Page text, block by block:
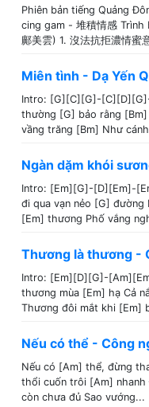
Phiên bản tiếng Quảng
cing gam - 堆積情感 Trình
鄺美雲) 1. 沒法抗拒濃情蜜
Miên tình - Dạ Yến
Intro: [G][C][G]-
thường [G] bảo rằng
vầng trăng [Bm] Như
Ngàn dặm khói
Intro: [Em][G]-[D][Em]-
đi qua vạn nẻo [G]
[Em] thương Phố vắng
Thương là thương -
Intro: [Em][D][G]-
thương mùa [Em] hạ Cả
Thương đôi mắt khi [Em]
Nếu có thể - Công
Nếu có [Am] thể, đừng
thổi cuốn trôi [Am]
còn chưa đủ Sao vướng...